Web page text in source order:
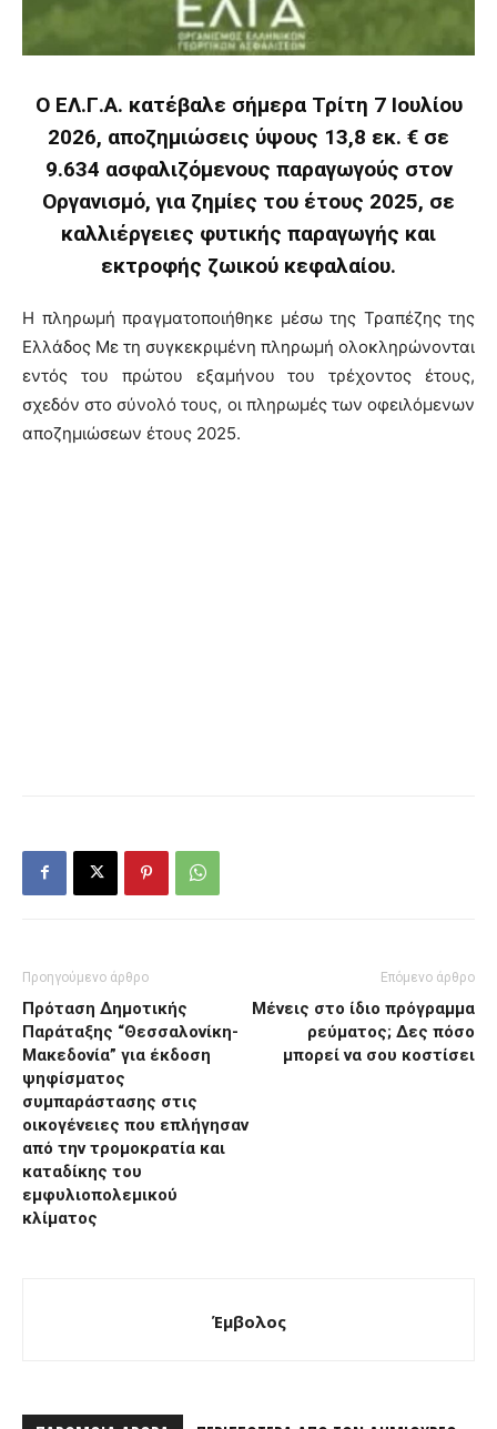
Ο ΕΛ.Γ.Α. κατέβαλε σήμερα Τρίτη 7 Ιουλίου
2026, αποζημιώσεις ύψους 13,8 εκ. € σε
9.634 ασφαλιζόμενους παραγωγούς στον
Οργανισμό, για ζημίες του έτους 2025, σε
καλλιέργειες φυτικής παραγωγής και
εκτροφής ζωικού κεφαλαίου.
Η πληρωμή πραγματοποιήθηκε μέσω της Τραπέζης της
Ελλάδος Mε τη συγκεκριμένη πληρωμή ολοκληρώνονται
εντός του πρώτου εξαμήνου του τρέχοντος έτους,
σχεδόν στο σύνολό τους, οι πληρωμές των οφειλόμενων
αποζημιώσεων έτους 2025.
Προηγούμενο άρθρο
Πρόταση Δημοτικής
Παράταξης “Θεσσαλονίκη-
Μακεδονία” για έκδοση
ψηφίσματος
συμπαράστασης στις
οικογένειες που επλήγησαν
από την τρομοκρατία και
καταδίκης του
εμφυλιοπολεμικού
κλίματος
Επόμενο άρθρο
Μένεις στο ίδιο πρόγραμμα
ρεύματος; Δες πόσο
μπορεί να σου κοστίσει
Έμβολος